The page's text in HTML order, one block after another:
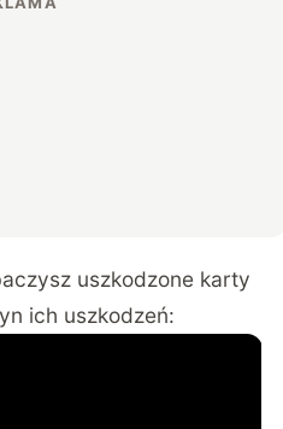
uszkodzone karty
ich uszkodzeń: